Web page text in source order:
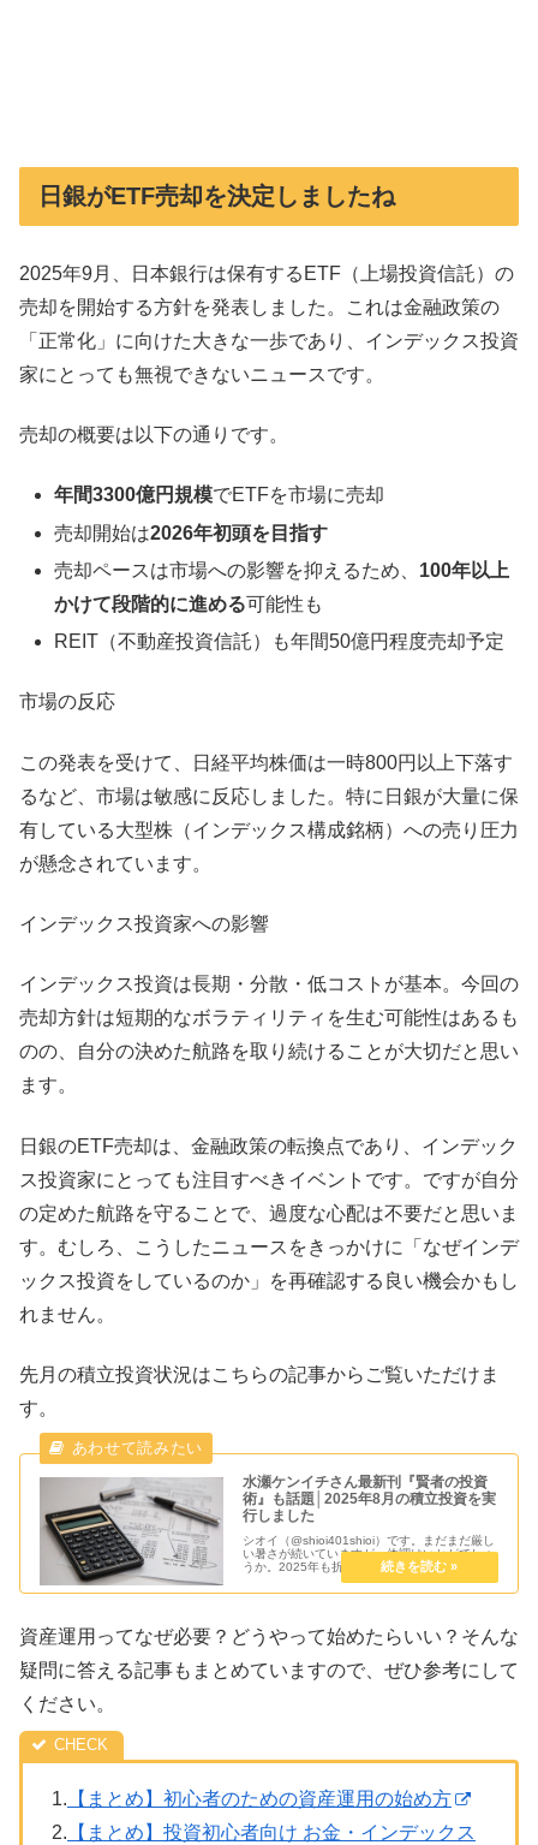
日銀がETF売却を決定しましたね
2025年9月、日本銀行は保有するETF（上場投資信託）の
売却を開始する方針を発表しました。これは金融政策の
「正常化」に向けた大きな一歩であり、インデックス投資
家にとっても無視できないニュースです。
売却の概要は以下の通りです。
年間3300億円規模でETFを市場に売却
売却開始は2026年初頭を目指す
売却ペースは市場への影響を抑えるため、 100年以上
かけて段階的に進める可能性も
REIT（不動産投資信託）も年間50億円程度売却予定
市場の反応
この発表を受けて、日経平均株価は一時800円以上下落す
るなど、市場は敏感に反応しました。特に日銀が大量に保
有している大型株（インデックス構成銘柄）への売り圧力
が懸念されています。
インデックス投資家への影響
インデックス投資は長期・分散・低コストが基本。今回の
売却方針は短期的なボラティリティを生む可能性はあるも
のの、自分の決めた航路を取り続けることが大切だと思い
ます。
日銀のETF売却は、金融政策の転換点であり、インデック
ス投資家にとっても注目すべきイベントです。ですが自分
の定めた航路を守ることで、過度な心配は不要だと思いま
す。むしろ、こうしたニュースをきっかけに「なぜインデ
ックス投資をしているのか」を再確認する良い機会かもし
れません。
先月の積立投資状況はこちらの記事からご覧いただけま
す。
水瀬ケンイチさん最新刊『賢者の投資
術』も話題│2025年8月の積立投資を実
行しました
シオイ（@shioi401shioi）です。まだまだ厳し
い暑さが続いていますが、体調はいかがでしょ
うか。2025年も折り返しを過ぎましたね。4月
の急落からここまでの回復を予想できた人はほ
とんどいなかったのではないでしょうか。これ
資産運用ってなぜ必要？どうやって始めたらいい？そんな
疑問に答える記事もまとめていますので、ぜひ参考にして
ください。
1. 【まとめ】初心者のための資産運用の始め方
2. 【まとめ】投資初心者向け お金・インデックス